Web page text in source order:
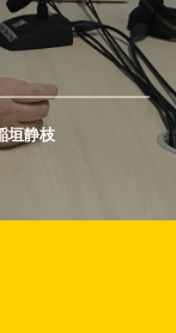
垣静枝